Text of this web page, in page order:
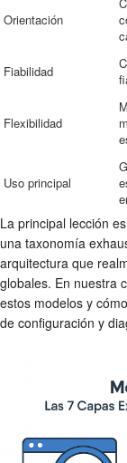
Orientación
Fiabilidad
Flexibilidad
Uso principal
La principal lección
una taxonomía
arquitectura que
globales. En nuestra
estos modelos y
de configuración y